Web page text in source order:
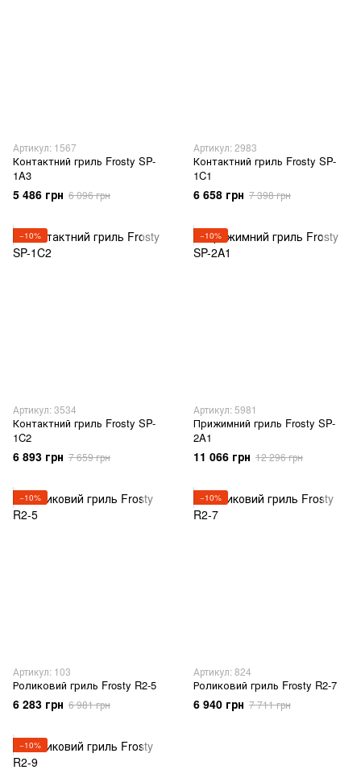
Артикул: 1567
Контактний гриль Frosty SP-
1A3
5 486 грн 6 096 грн
Артикул: 2983
Контактний гриль Frosty SP-
1C1
6 658 грн 7 398 грн
−10%
Артикул: 3534
Контактний гриль Frosty SP-
1C2
6 893 грн 7 659 грн
−10%
Артикул: 5981
Прижимний гриль Frosty SP-
2A1
11 066 грн 12 296 грн
−10%
Артикул: 103
Роликовий гриль Frosty R2-5
6 283 грн 6 981 грн
−10%
Артикул: 824
Роликовий гриль Frosty R2-7
6 940 грн 7 711 грн
−10%